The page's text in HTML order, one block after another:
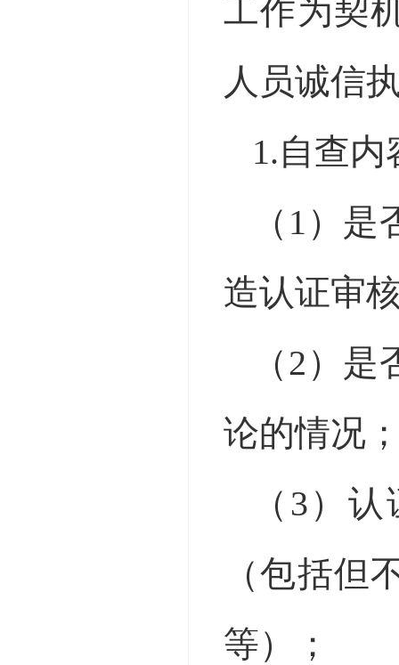
工作为契
人员诚信
1.自查内
（ 1）是
造认证审
（2）是
论的情况
（ 3）认
（包括但
等）；